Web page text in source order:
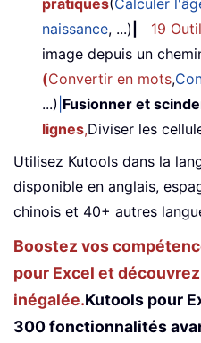
naissance, ...) 19
image depuis un
(Convertir en mots,
...) Fusionner et
lignes,Diviser les
Utilisez Kutools dans la
disponible en anglais,
chinois et 40+ autres
Boostez vos
pour Excel et
inégalée.Kutools pour
300 fonctionnalités